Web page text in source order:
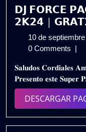
𝗗𝗝 𝗙𝗢𝗥𝗖𝗘
𝟮𝗞𝟮𝟰 |
10 de
0 Comments |
𝐒𝐚𝐥𝐮𝐝𝐨𝐬 𝐂𝐨𝐫𝐝𝐢𝐚𝐥𝐞𝐬
𝐏𝐫𝐞𝐬𝐞𝐧𝐭𝐨 𝐞𝐬𝐭𝐞 𝐒𝐮𝐩𝐞𝐫
DESCARGAR